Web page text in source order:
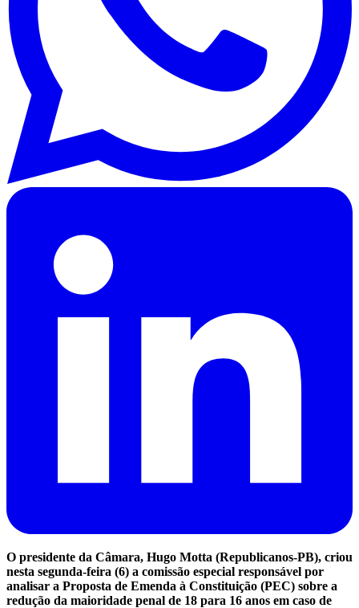
O presidente da Câmara, Hugo Motta (Republicanos-PB), criou
nesta segunda-feira (6) a comissão especial responsável por
analisar a Proposta de Emenda à Constituição (PEC) sobre a
redução da maioridade penal de 18 para 16 anos em caso de